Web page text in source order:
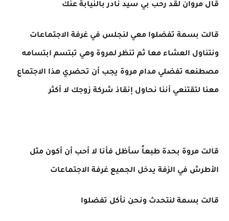
قال مروان لقد رحب بي سيد نادر بالنيابة عنك
قالت بسمة تفضلوا معي لنجلس في غرفة الاجتماعات
ونتناول العشاء معا ثم تنظر لمروة وهي تبتسم ابتسامه
مصطنعه تفضلي مدام مروة يجب أن تحضري هذا الاجتماع
معنا لتقتنعي أننا نحاول إنقاذ شركة زوجك لا أكثر
قالت مروة بحدة طبعاً سأظل فأنا لا أحب أن أكون مثل
الأطرش في الزفة يدخل الجميع غرفة الاجتماعات
قالت بسمة لنتحدث ونحن نأكل تفضلوا